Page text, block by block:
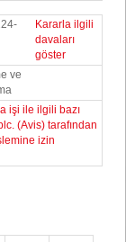
Kararla ilgili
davaları
göster
ve
işi ile ilgili bazı
(Avis) tarafından
izin